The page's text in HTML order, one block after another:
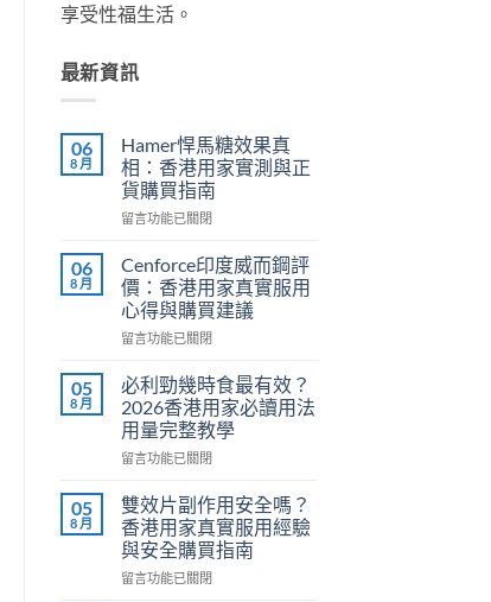
享受性福生活。
最新資訊
06
8 月
Hamer悍馬糖效果真
相：香港用家實測與正
貨購買指南
在
悍
馬
糖
效
果
相：
香
港
用
家
測
與
正
貨
購
留言功能已關閉
06
8 月
Cenforce印度威而鋼評
價：香港用家真實服用
心得與購買建議
在
印
度
威
而
鋼
價：
香
港
用
家
留言功能已關閉
05
8 月
必利勁幾時食最有效？
2026香港用家必讀用法
用量完整教學
在
利
勁
幾
時
食
留言功能已關閉
05
8 月
雙效片副作用安全嗎？
香港用家真實服用經驗
與安全購買指南
在
留言功能已關閉